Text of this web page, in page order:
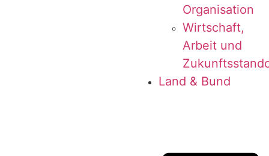
Organisation
Wirt­schaft,
Arbeit und
Land & Bund